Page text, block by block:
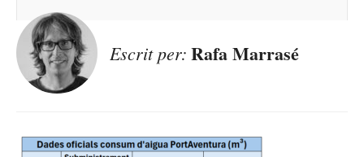
Escrit per: Rafa Marrasé